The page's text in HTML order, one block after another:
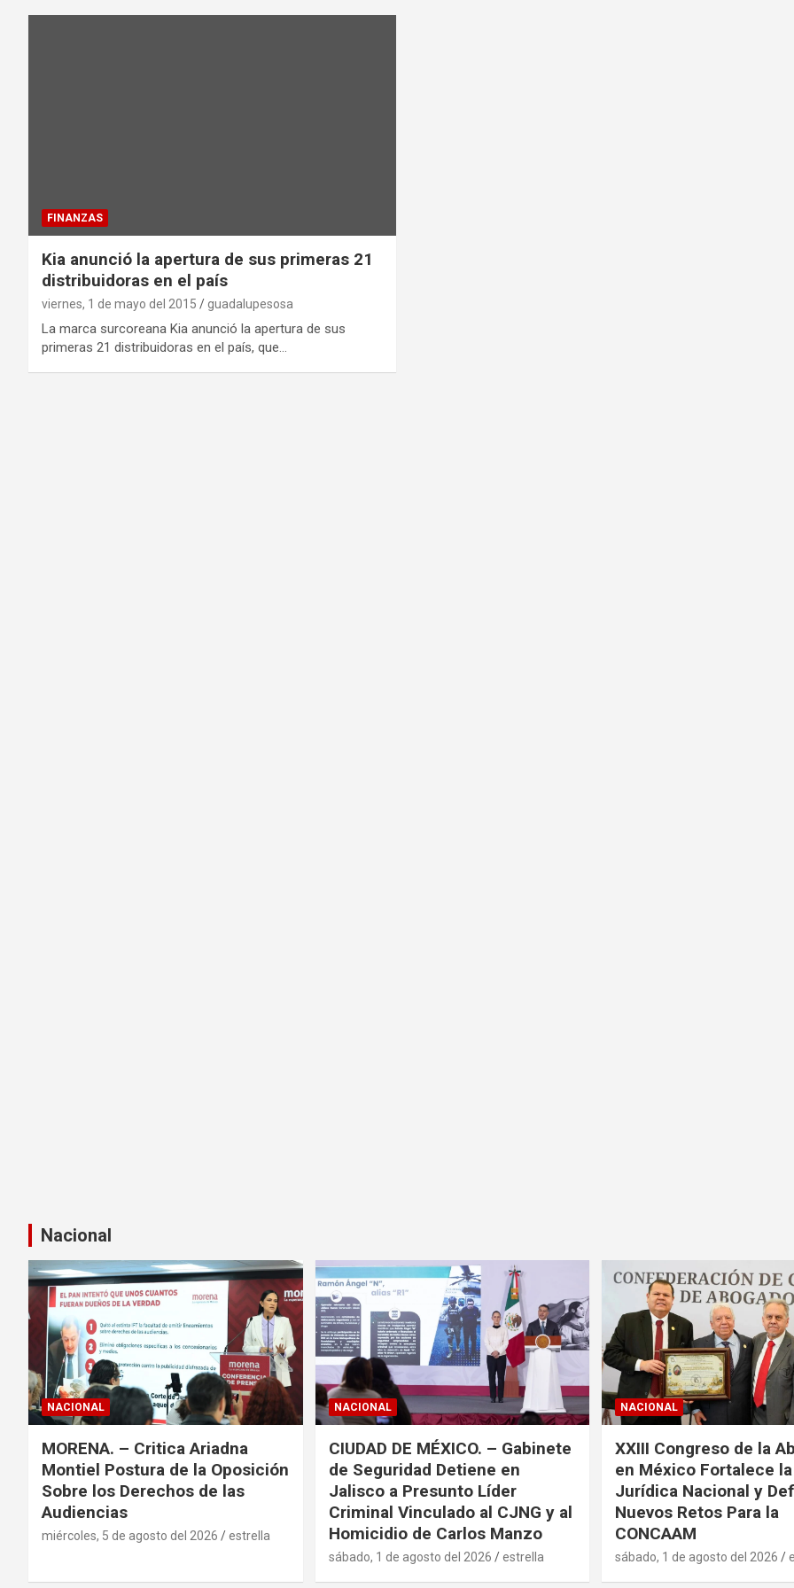
FINANZAS
Kia anunció la apertura de sus primeras 21
distribuidoras en el país
viernes, 1 de mayo del 2015 guadalupesosa
La marca surcoreana Kia anunció la apertura de sus
primeras 21 distribuidoras en el país, que…
Nacional
NACIONAL
MORENA. – Critica Ariadna
Montiel Postura de la Oposición
Sobre los Derechos de las
Audiencias
miércoles, 5 de agosto del 2026 estrella
NACIONAL
CIUDAD DE MÉXICO. – Gabinete
de Seguridad Detiene en
Jalisco a Presunto Líder
Criminal Vinculado al CJNG y al
Homicidio de Carlos Manzo
sábado, 1 de agosto del 2026 estrella
NACIONAL
XXIII Congreso de la
en México Fortalece
Jurídica Nacional y
Nuevos Retos Para la
CONCAAM
sábado, 1 de agosto del 2026